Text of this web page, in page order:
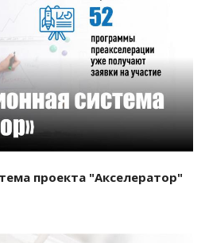
проект
проекта "Акселератор"